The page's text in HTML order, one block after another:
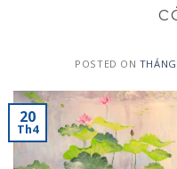
POSTED ON
20
Th4